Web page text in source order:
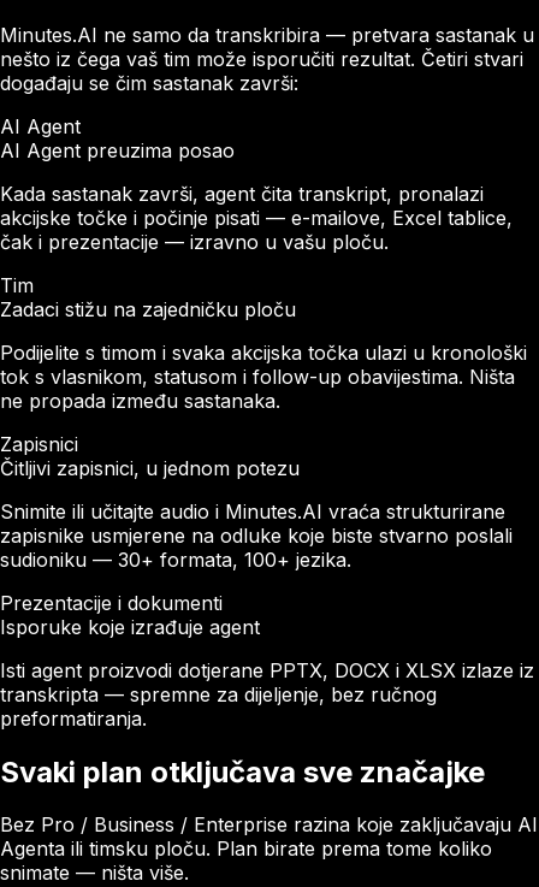
Minutes.AI ne samo da transkribira — pretvara sastanak u
nešto iz čega vaš tim može isporučiti rezultat. Četiri stvari
događaju se čim sastanak završi:
AI Agent
AI Agent preuzima posao
Kada sastanak završi, agent čita transkript, pronalazi
akcijske točke i počinje pisati — e-mailove, Excel tablice,
čak i prezentacije — izravno u vašu ploču.
Tim
Zadaci stižu na zajedničku ploču
Podijelite s timom i svaka akcijska točka ulazi u kronološki
tok s vlasnikom, statusom i follow-up obavijestima. Ništa
ne propada između sastanaka.
Zapisnici
Čitljivi zapisnici, u jednom potezu
Snimite ili učitajte audio i Minutes.AI vraća strukturirane
zapisnike usmjerene na odluke koje biste stvarno poslali
sudioniku — 30+ formata, 100+ jezika.
Prezentacije i dokumenti
Isporuke koje izrađuje agent
Isti agent proizvodi dotjerane PPTX, DOCX i XLSX izlaze iz
transkripta — spremne za dijeljenje, bez ručnog
preformatiranja.
Svaki plan otključava sve značajke
Bez Pro / Business / Enterprise razina koje zaključavaju AI
Agenta ili timsku ploču. Plan birate prema tome koliko
snimate — ništa više.